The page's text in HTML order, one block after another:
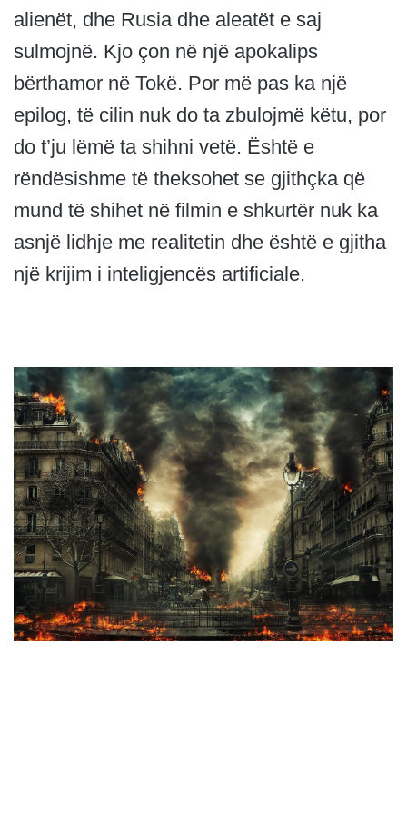
alienët, dhe Rusia dhe aleatët e saj
sulmojnë. Kjo çon në një apokalips
bërthamor në Tokë. Por më pas ka një
epilog, të cilin nuk do ta zbulojmë këtu, por
do t’ju lëmë ta shihni vetë. Është e
rëndësishme të theksohet se gjithçka që
mund të shihet në filmin e shkurtër nuk ka
asnjë lidhje me realitetin dhe është e gjitha
një krijim i inteligjencës artificiale.